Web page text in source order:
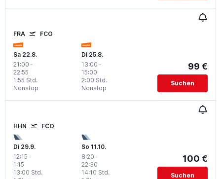
FRA FCO
Sa 22.8.
21:00 -
22:55
Nonstop
1:55 Std.
Di 25.8.
13:00 -
15:00
Nonstop
2:00 Std.
99 €
Suchen
HHN FCO
Di 29.9.
12:15 -
1:15
13:00 Std.
So 11.10.
8:20 -
22:30
14:10 Std.
100 €
Suchen